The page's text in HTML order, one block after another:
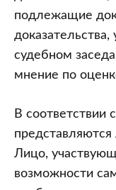
подлежащие
судебном
мнение по
В соответствии
Лицо,
возможности